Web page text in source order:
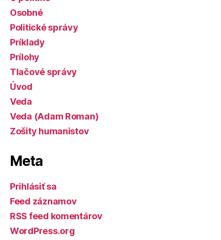
Osobné
Politické správy
Príklady
Prílohy
Tlačové správy
Úvod
Veda
Veda (Adam Roman)
Zošity humanistov
Meta
Prihlásiť sa
Feed záznamov
RSS feed komentárov
WordPress.org